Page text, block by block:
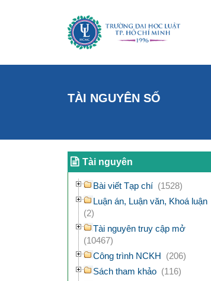
TÀI NGUYÊN SỐ
Tài nguyên
Bài viết Tạp chí (1528)
Luận án, Luận văn, Khoá luận
(2)
Tài nguyên truy cập mở
(10467)
Công trình NCKH (206)
Sách tham khảo (116)